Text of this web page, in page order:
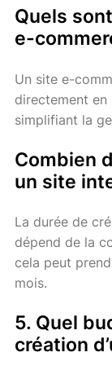
Quels
e-
Un site e-
directement en
simplifiant la
Combien
un site
La durée de
dépend de la
cela peut
mois.
5. Quel
création